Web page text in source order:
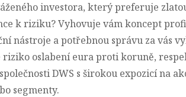
investora, který preferuje
k riziku? Vyhovuje vám koncept
nástroje a potřebnou správu za vás
riziko oslabení eura proti koruně,
DWS s širokou expozicí na
segmenty.